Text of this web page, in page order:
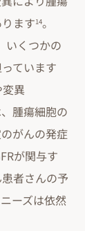
ます14。
いくつかの
ています
異
腫瘍細胞の
がんの発症
が関与す
者さんの予
ーズは依然